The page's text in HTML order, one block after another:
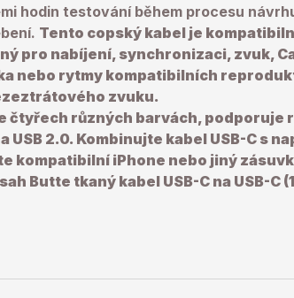
hodin testování během procesu
Tento copský kabel je
pro nabíjení, synchronizaci, zvuk,
nebo rytmy kompatibilních
zvuku.
čtyřech různých barvách, podporuje
USB 2.0. Kombinujte kabel USB-C s
kompatibilní iPhone nebo jiný
Butte tkaný kabel USB-C na USB-C